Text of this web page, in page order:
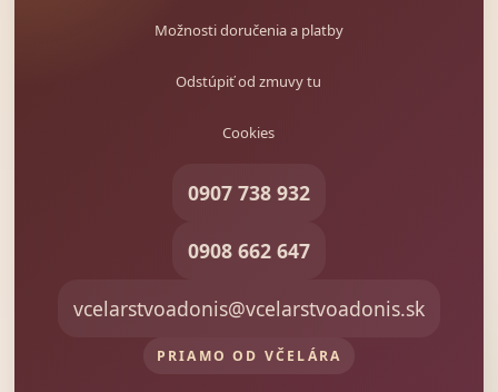
PRIAMO OD VČELÁRA
0907 738 932
0908 662 647
vcelarstvoadonis@vcelarstvoadonis.sk
Možnosti doručenia a platby
Odstúpiť od zmuvy tu
Cookies